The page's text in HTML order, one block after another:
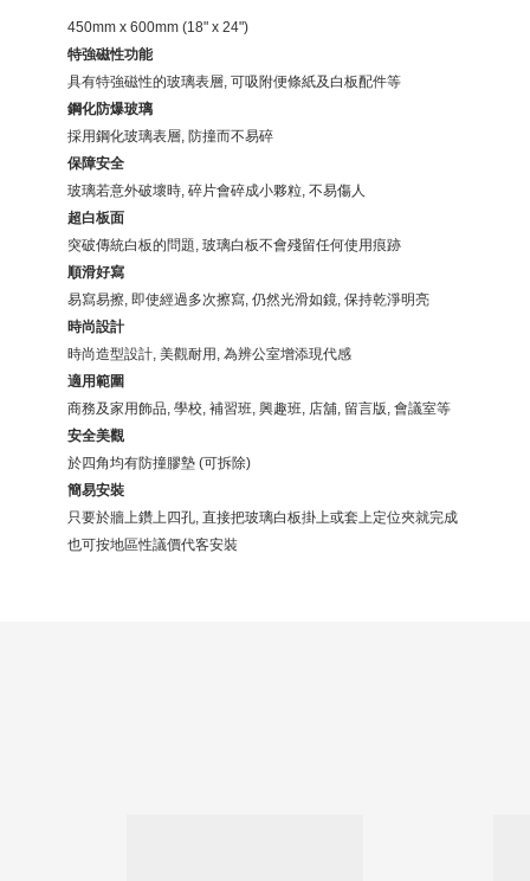
450mm x 600mm (18" x 24")
特強磁性功能
具有特強磁性的玻璃表層, 可吸附便條紙及白板配件等
鋼化防爆玻璃
採用鋼化玻璃表層, 防撞而不易碎
保障安全
玻璃若意外破壞時, 碎片會碎成小夥粒, 不易傷人
超白板面
突破傳統白板的問題, 玻璃白板不會殘留任何使用痕跡
順滑好寫
易寫易擦, 即使經過多次擦寫, 仍然光滑如鏡, 保持乾淨明亮
時尚設計
時尚造型設計, 美觀耐用, 為辨公室增添現代感
適用範圍
商務及家用飾品, 學校, 補習班, 興趣班, 店舖, 留言版, 會議室等
安全美觀
於四角均有防撞膠墊 (可拆除)
簡易安裝
只要於牆上鑽上四孔, 直接把玻璃白板掛上或套上定位夾就完成
也可按地區性議價代客安裝